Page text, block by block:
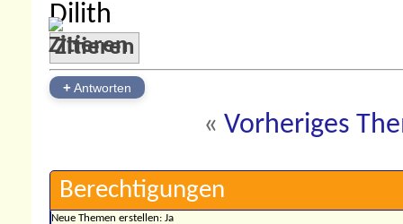
Dilith
Zitieren
+Antworten
« Vorheriges
Berechtigungen
Neue Themen erstellen: Ja